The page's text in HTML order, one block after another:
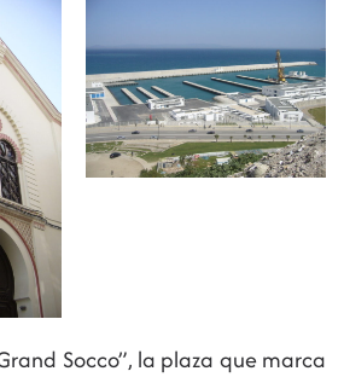
Socco”, la plaza que marca